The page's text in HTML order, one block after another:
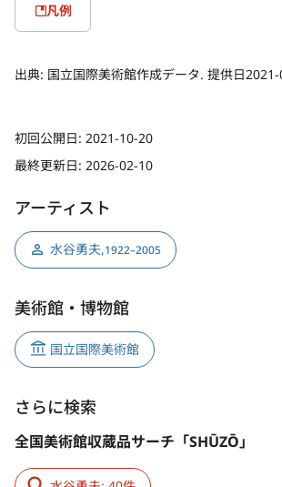
凡例
出典: 国立国際美術館作成データ. 提供日
初回公開日: 2021-10-20
最終更新日: 2026-02-10
アーティスト
水谷勇夫,1922–2005
美術館・博物館
国立国際美術館
さらに検索
全国美術館収蔵品サーチ「SHŪZŌ」